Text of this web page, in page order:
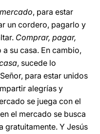
mercado, para estar
un cordero, pagarlo y
Comprar, pagar,
su casa. En cambio,
, sucede lo
para estar unidos
alegrías y
se juega con el
el mercado se busca
gratuitamente. Y Jesús